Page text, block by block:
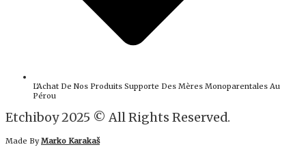
L'Achat De Nos Produits Supporte Des Mères Monoparentales Au
Pérou
Etchiboy 2025 © All Rights Reserved.
Made ByMarko Karakaš